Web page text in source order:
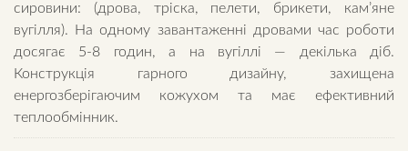
сировини: (дрова, тріска, пелети, брикети, кам’яне
вугілля). На одному завантаженні дровами час роботи
досягає 5-8 годин, а на вугіллі — декілька діб.
Конструкція гарного дизайну, захищена
енергозберігаючим кожухом та має ефективний
теплообмінник.